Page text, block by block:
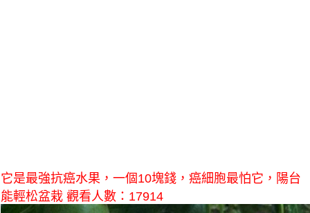
它是最強抗癌水果，一個10塊錢，癌細胞最怕它，陽台
能輕松盆栽 觀看人數：17914